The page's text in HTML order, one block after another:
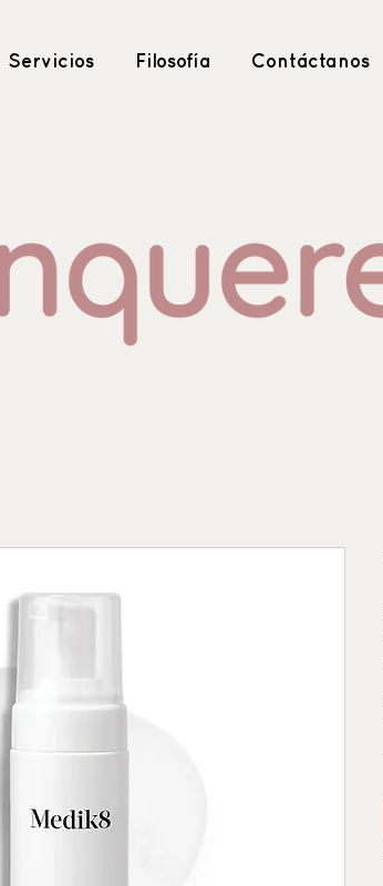
Servicios Filosofía Contáctanos